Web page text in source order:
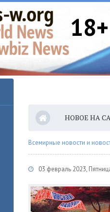
18+
НОВОЕ НА
Всемирные новости и
03 февраль 2023,